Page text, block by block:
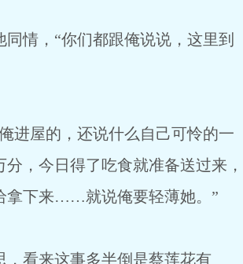
情，“你们都跟俺说说，这里到
屋的，还说什么自己可怜的一
，今日得了吃食就准备送过来，
拿下来……就说俺要轻薄她。”
看来这事多半倒是蔡莲花有